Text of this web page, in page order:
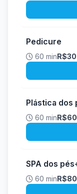
Pedicure
60 min
Plástica dos
60 min
SPA dos
60 min